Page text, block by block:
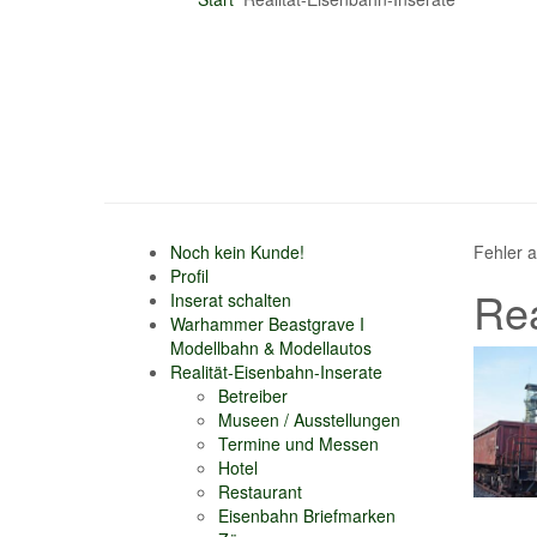
Noch kein Kunde!
Profil
Inserat schalten
Warhammer Beastgrave I
Modellbahn & Modellautos
Realität-Eisenbahn-Inserate
Betreiber
Museen / Ausstellungen
Termine und Messen
Hotel
Restaurant
Eisenbahn Briefmarken
Fehler